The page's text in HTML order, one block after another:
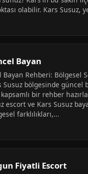
olabilir. Kars Susuz,
Bayan
Bayan Rehberi: Bölgesel
Susuz bölgesinde güncel
bir rehber
escort ve Kars Susuz
farklılıkları,...
Fiyatli Escort